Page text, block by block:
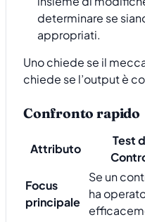
determinare se
appropriati.
Uno chiede se il
chiede se l’output è
Confronto rapido
Attributo
Test
Focus
principale
Se un
ha